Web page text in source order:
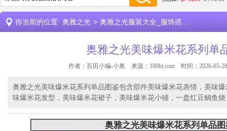
你当前的位置: 奥雅之光 > 奥雅之光服装大全_服饰搭配设计
奥雅之光美味爆米花系列单
作者：百田小编-小奥 来源： 100bt.com 时间：2026-05-
奥雅之光美味爆米花系列单品图鉴包含部件美味爆米花表情，美味
味爆米花发型，美味爆米花裙子，美味爆米花小铺，一盘红豆鲷鱼
奥雅之光美味爆米花系列单品图